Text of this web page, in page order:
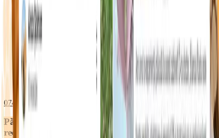
0748 096 612
Părinții de animăluțe ne
recomandă